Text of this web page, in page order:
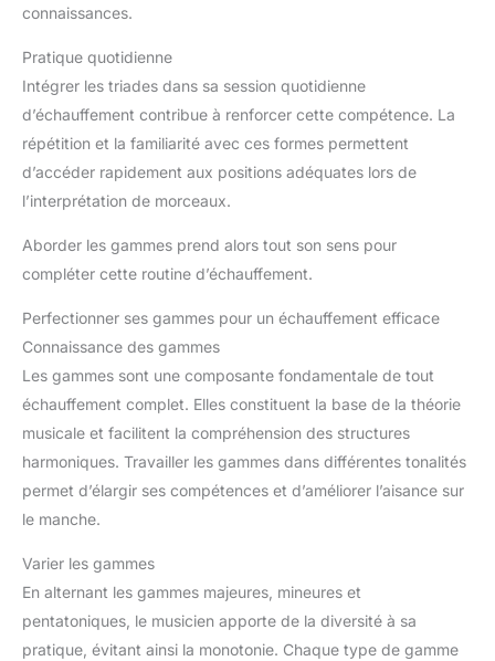
connaissances.
Pratique quotidienne
Intégrer les triades dans sa session quotidienne
d’échauffement contribue à renforcer cette compétence. La
répétition et la familiarité avec ces formes permettent
d’accéder rapidement aux positions adéquates lors de
l’interprétation de morceaux.
Aborder les gammes prend alors tout son sens pour
compléter cette routine d’échauffement.
Perfectionner ses gammes pour un échauffement efficace
Connaissance des gammes
Les gammes sont une composante fondamentale de tout
échauffement complet. Elles constituent la base de la théorie
musicale et facilitent la compréhension des structures
harmoniques. Travailler les gammes dans différentes tonalités
permet d’élargir ses compétences et d’améliorer l’aisance sur
le manche.
Varier les gammes
En alternant les gammes majeures, mineures et
pentatoniques, le musicien apporte de la diversité à sa
pratique, évitant ainsi la monotonie. Chaque type de gamme